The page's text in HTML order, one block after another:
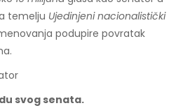
temelju Ujedinjeni nacionalistički
podupire povratak
svog senata.